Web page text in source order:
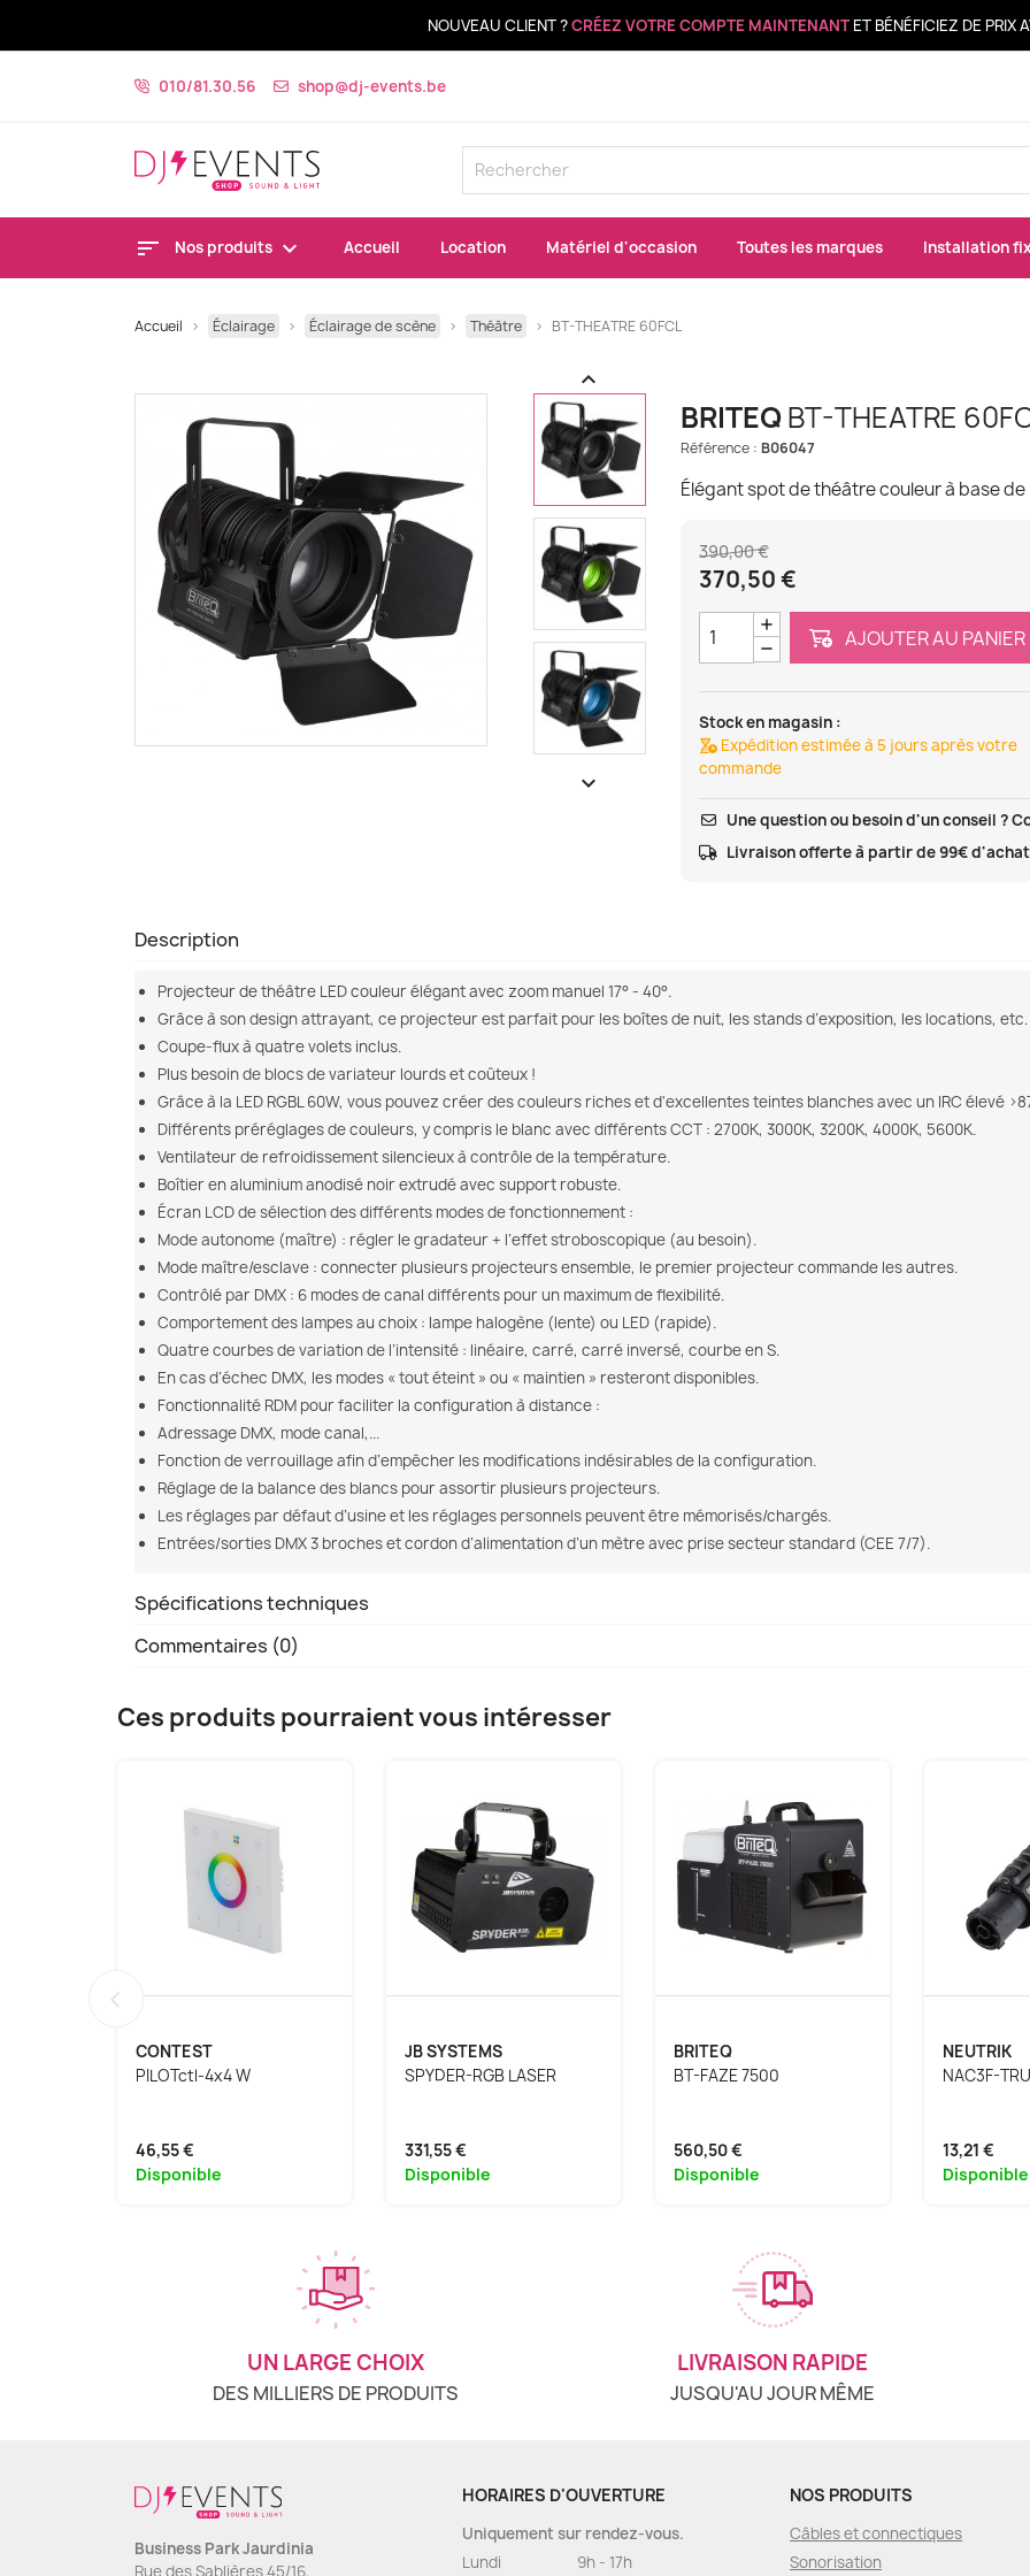
NOUVEAU CLIENT ?CRÉEZ VOTRE COMPTE MAINTENANTET BÉNÉFICIEZ DE PRIX
010/81.30.56 shop@dj-events.be
Nos produits Accueil Location Matériel d'occasion Toutes les marques Installation
Accueil Éclairage Éclairage de scène Théâtre BT-THEATRE 60FCL


BRITEQBT-THEATRE
Référence : B06047
Élégant spot de théâtre couleur à base de
390,00 €
370,50 €
AJOUTER AU PANIER
Stock en magasin :
Expédition estimée à 5 jours après votre
commande
Une question ou besoin d'un conseil ?
Livraison offerte à partir de 99€ d'achat
Description
Projecteur de théâtre LED couleur élégant avec zoom manuel 17° - 40°.
Grâce à son design attrayant, ce projecteur est parfait pour les boîtes de nuit, les stands d’exposition, les locations, etc.
Coupe-flux à quatre volets inclus.
Plus besoin de blocs de variateur lourds et coûteux !
Grâce à la LED RGBL 60W, vous pouvez créer des couleurs riches et d'excellentes teintes blanches avec un IRC élevé
Différents préréglages de couleurs, y compris le blanc avec différents CCT : 2700K, 3000K, 3200K, 4000K, 5600K.
Ventilateur de refroidissement silencieux à contrôle de la température.
Boîtier en aluminium anodisé noir extrudé avec support robuste.
Écran LCD de sélection des différents modes de fonctionnement :
Mode autonome (maître) : régler le gradateur + l’effet stroboscopique (au besoin).
Mode maître/esclave : connecter plusieurs projecteurs ensemble, le premier projecteur commande les autres.
Contrôlé par DMX : 6 modes de canal différents pour un maximum de flexibilité.
Comportement des lampes au choix : lampe halogène (lente) ou LED (rapide).
Quatre courbes de variation de l’intensité : linéaire, carré, carré inversé, courbe en S.
En cas d’échec DMX, les modes « tout éteint » ou « maintien » resteront disponibles.
Fonctionnalité RDM pour faciliter la configuration à distance :
Adressage DMX, mode canal,...
Fonction de verrouillage afin d’empêcher les modifications indésirables de la configuration.
Réglage de la balance des blancs pour assortir plusieurs projecteurs.
Les réglages par défaut d’usine et les réglages personnels peuvent être mémorisés/chargés.
Entrées/sorties DMX 3 broches et cordon d’alimentation d’un mètre avec prise secteur standard (CEE 7/7).
Spécifications techniques
Commentaires (0)
Ces produits pourraient vous intéresser
CONTEST
PILOTctl-4x4 W
46,55 €
Disponible
JB SYSTEMS
SPYDER-RGB LASER
331,55 €
Disponible
BRITEQ
BT-FAZE 7500
560,50 €
Disponible
NEUTRIK
NAC3F-
13,21 €
Disponible
‹
UN LARGE CHOIX
DES MILLIERS DE PRODUITS
LIVRAISON RAPIDE
JUSQU'AU JOUR MÊME
Business Park Jaurdinia
Rue des Sablières 45/16,
HORAIRES D'OUVERTURE
Uniquement sur rendez-vous.
Lundi
9h - 17h
NOS PRODUITS
Câbles et connectiques
Sonorisation